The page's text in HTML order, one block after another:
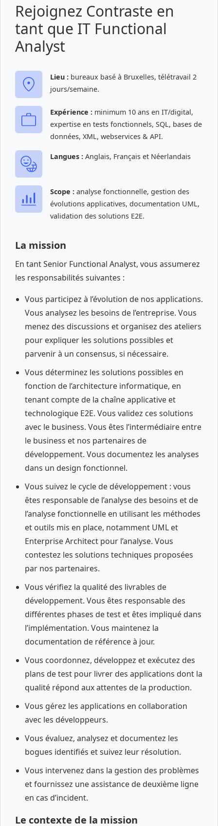
Rejoignez Contraste en
tant que IT Functional
Analyst
Lieu : bureaux basé à Bruxelles, télétravail 2
jours/semaine.
Expérience : minimum 10 ans en IT/digital,
expertise en tests fonctionnels, SQL, bases de
données, XML, webservices & API.
Langues : Anglais, Français et Néerlandais
Scope : analyse fonctionnelle, gestion des
évolutions applicatives, documentation UML,
validation des solutions E2E.
La mission
En tant Senior Functional Analyst, vous assumerez
les responsabilités suivantes :
Vous participez à l’évolution de nos applications.
Vous analysez les besoins de l’entreprise. Vous
menez des discussions et organisez des ateliers
pour expliquer les solutions possibles et
parvenir à un consensus, si nécessaire.
Vous déterminez les solutions possibles en
fonction de l’architecture informatique, en
tenant compte de la chaîne applicative et
technologique E2E. Vous validez ces solutions
avec le business. Vous êtes l’intermédiaire entre
le business et nos partenaires de
développement. Vous documentez les analyses
dans un design fonctionnel.
Vous suivez le cycle de développement : vous
êtes responsable de l’analyse des besoins et de
l’analyse fonctionnelle en utilisant les méthodes
et outils mis en place, notamment UML et
Enterprise Architect pour l’analyse. Vous
contestez les solutions techniques proposées
par nos partenaires.
Vous vérifiez la qualité des livrables de
développement. Vous êtes responsable des
différentes phases de test et êtes impliqué dans
l’implémentation. Vous maintenez la
documentation de référence à jour.
Vous coordonnez, développez et exécutez des
plans de test pour livrer des applications dont la
qualité répond aux attentes de la production.
Vous gérez les applications en collaboration
avec les développeurs.
Vous évaluez, analysez et documentez les
bogues identifiés et suivez leur résolution.
Vous intervenez dans la gestion des problèmes
et fournissez une assistance de deuxième ligne
en cas d’incident.
Le contexte de la mission